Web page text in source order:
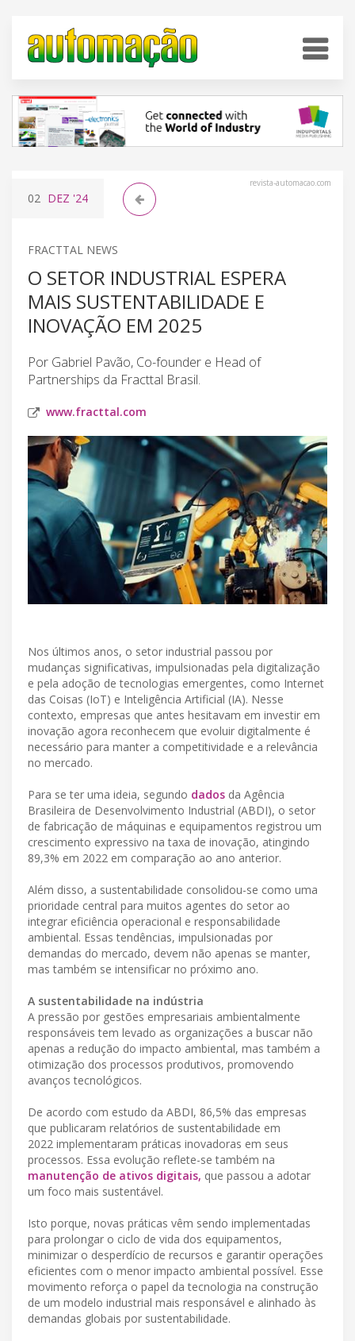
revista-automacao.com
02 DEZ '24
FRACTTAL NEWS
O SETOR INDUSTRIAL ESPERA
MAIS SUSTENTABILIDADE E
INOVAÇÃO EM 2025
Por Gabriel Pavão, Co-founder e Head of
Partnerships da Fracttal Brasil.
www.fracttal.com
Nos últimos anos, o setor industrial passou por
mudanças significativas, impulsionadas pela digitalização
e pela adoção de tecnologias emergentes, como Internet
das Coisas (IoT) e Inteligência Artificial (IA). Nesse
contexto, empresas que antes hesitavam em investir em
inovação agora reconhecem que evoluir digitalmente é
necessário para manter a competitividade e a relevância
no mercado.
Para se ter uma ideia, segundo dados da Agência
Brasileira de Desenvolvimento Industrial (ABDI), o setor
de fabricação de máquinas e equipamentos registrou um
crescimento expressivo na taxa de inovação, atingindo
89,3% em 2022 em comparação ao ano anterior.
Além disso, a sustentabilidade consolidou-se como uma
prioridade central para muitos agentes do setor ao
integrar eficiência operacional e responsabilidade
ambiental. Essas tendências, impulsionadas por
demandas do mercado, devem não apenas se manter,
mas também se intensificar no próximo ano.
A sustentabilidade na indústria
A pressão por gestões empresariais ambientalmente
responsáveis tem levado as organizações a buscar não
apenas a redução do impacto ambiental, mas também a
otimização dos processos produtivos, promovendo
avanços tecnológicos.
De acordo com estudo da ABDI, 86,5% das empresas
que publicaram relatórios de sustentabilidade em
2022 implementaram práticas inovadoras em seus
processos. Essa evolução reflete-se também na
manutenção de ativos digitais, que passou a adotar
um foco mais sustentável.
Isto porque, novas práticas vêm sendo implementadas
para prolongar o ciclo de vida dos equipamentos,
minimizar o desperdício de recursos e garantir operações
eficientes com o menor impacto ambiental possível. Esse
movimento reforça o papel da tecnologia na construção
de um modelo industrial mais responsável e alinhado às
demandas globais por sustentabilidade.